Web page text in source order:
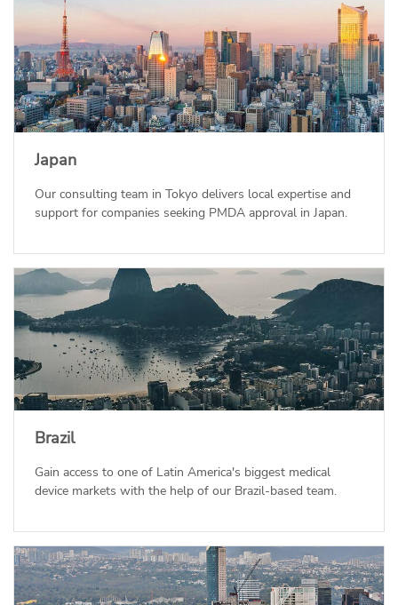
Japan
Our consulting team in Tokyo delivers local expertise and
support for companies seeking PMDA approval in Japan.
Brazil
Gain access to one of Latin America's biggest medical
device markets with the help of our Brazil-based team.